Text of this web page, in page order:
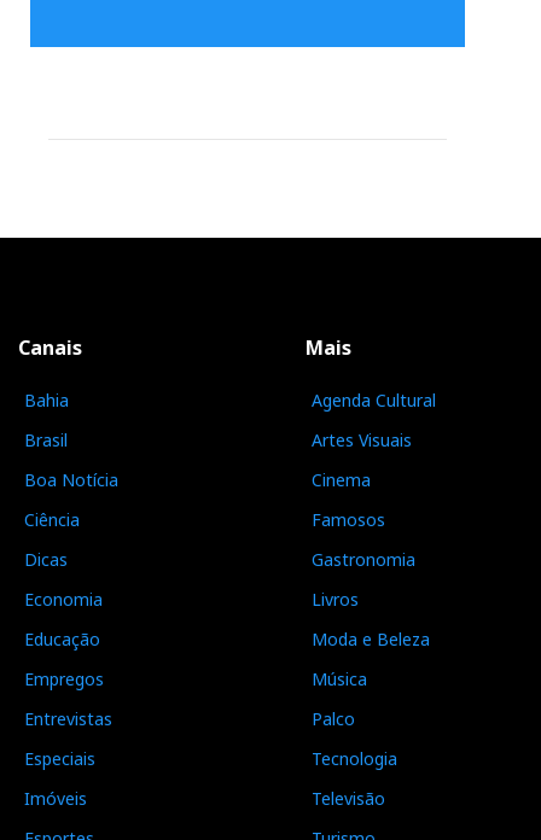
Canais
Bahia
Brasil
Boa Notícia
Ciência
Dicas
Economia
Educação
Empregos
Entrevistas
Especiais
Imóveis
Mais
Agenda Cultural
Artes Visuais
Cinema
Famosos
Gastronomia
Livros
Moda e Beleza
Música
Palco
Tecnologia
Televisão